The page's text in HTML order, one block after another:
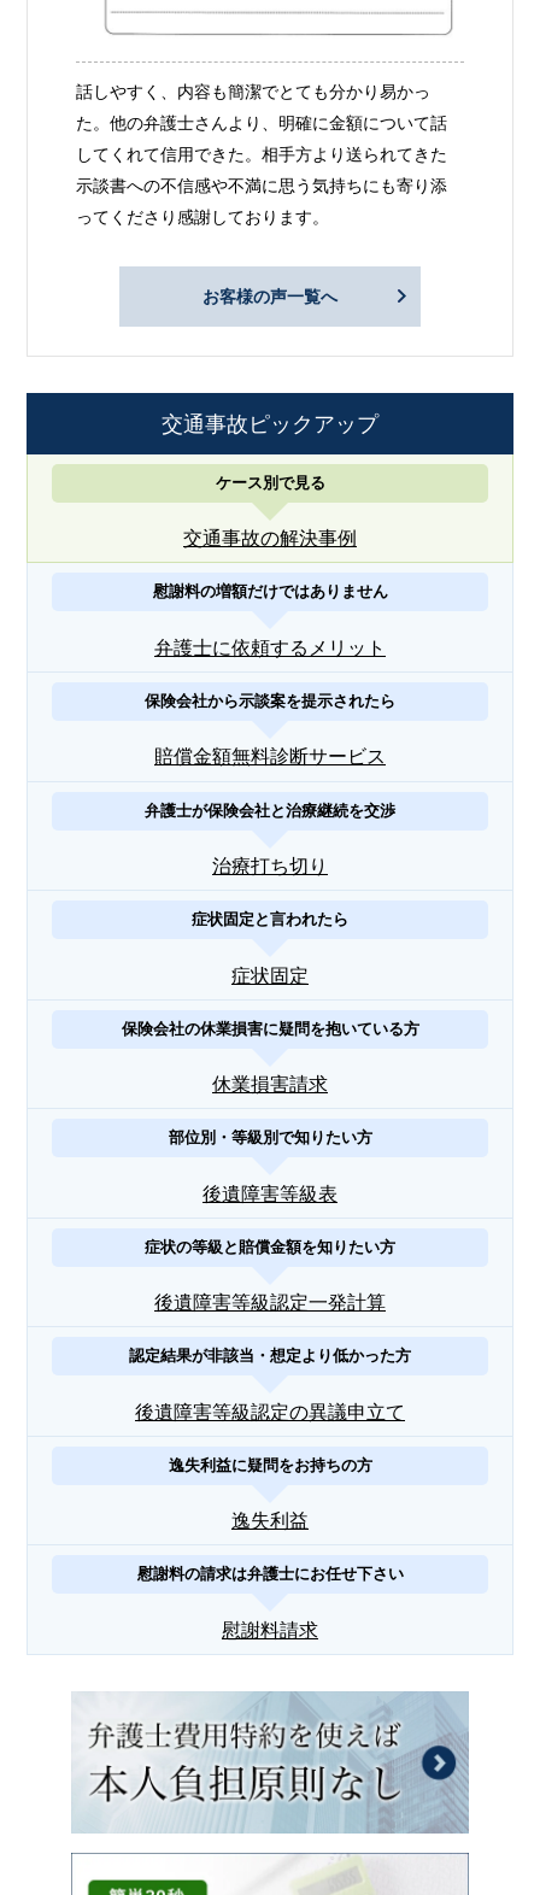
話しやすく、内容も簡潔でとても分かり易かっ
た。他の弁護士さんより、明確に金額について話
してくれて信用できた。相手方より送られてきた
示談書への不信感や不満に思う気持ちにも寄り添
ってくださり感謝しております。
お客様の声一覧へ
交通事故ピックアップ
ケース別で見る
交通事故の解決事例
慰謝料の増額だけではありません
弁護士に依頼するメリット
保険会社から示談案を提示されたら
賠償金額無料診断サービス
弁護士が保険会社と治療継続を交渉
治療打ち切り
症状固定と言われたら
症状固定
保険会社の休業損害に疑問を抱いている方
休業損害請求
部位別・等級別で知りたい方
後遺障害等級表
症状の等級と賠償金額を知りたい方
後遺障害等級認定一発計算
認定結果が非該当・想定より低かった方
後遺障害等級認定の異議申立て
逸失利益に疑問をお持ちの方
逸失利益
慰謝料の請求は弁護士にお任せ下さい
慰謝料請求